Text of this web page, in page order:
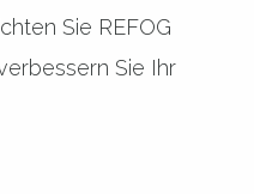
Sie REFOG
Sie Ihr